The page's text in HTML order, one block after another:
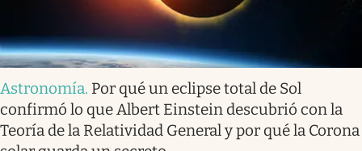
Astronomía. Por qué un eclipse total de Sol
confirmó lo que Albert Einstein descubrió con la
Teoría de la Relatividad General y por qué la Corona